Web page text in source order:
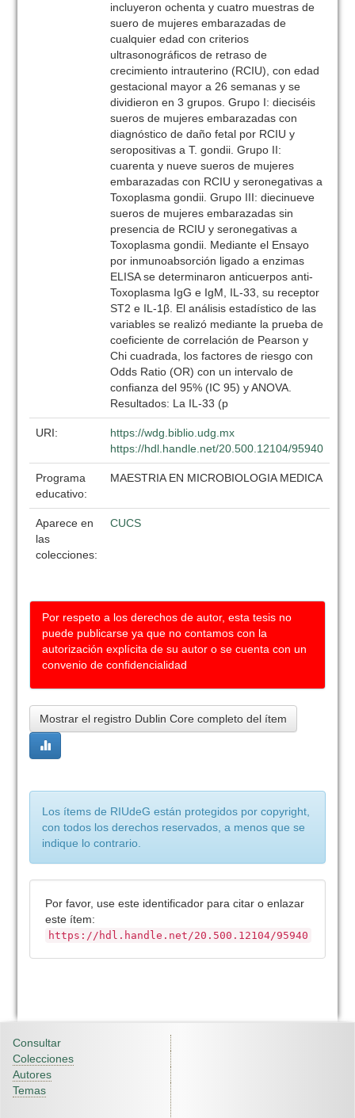
incluyeron ochenta y cuatro muestras de
suero de mujeres embarazadas de
cualquier edad con criterios
ultrasonográficos de retraso de
crecimiento intrauterino (RCIU), con edad
gestacional mayor a 26 semanas y se
dividieron en 3 grupos. Grupo I: dieciséis
sueros de mujeres embarazadas con
diagnóstico de daño fetal por RCIU y
seropositivas a T. gondii. Grupo II:
cuarenta y nueve sueros de mujeres
embarazadas con RCIU y seronegativas a
Toxoplasma gondii. Grupo III: diecinueve
sueros de mujeres embarazadas sin
presencia de RCIU y seronegativas a
Toxoplasma gondii. Mediante el Ensayo
por inmunoabsorción ligado a enzimas
ELISA se determinaron anticuerpos anti-
Toxoplasma IgG e IgM, IL-33, su receptor
ST2 e IL-1β. El análisis estadístico de las
variables se realizó mediante la prueba de
coeficiente de correlación de Pearson y
Chi cuadrada, los factores de riesgo con
Odds Ratio (OR) con un intervalo de
confianza del 95% (IC 95) y ANOVA.
Resultados: La IL-33 (p
URI:
https://wdg.biblio.udg.mx
https://hdl.handle.net/20.500.12104/95940
Programa
educativo:
MAESTRIA EN MICROBIOLOGIA MEDICA
Aparece en
las
colecciones:
CUCS
Por respeto a los derechos de autor, esta tesis no
puede publicarse ya que no contamos con la
autorización explícita de su autor o se cuenta con un
convenio de confidencialidad
Mostrar el registro Dublin Core completo del ítem
Los ítems de RIUdeG están protegidos por copyright,
con todos los derechos reservados, a menos que se
indique lo contrario.
Por favor, use este identificador para citar o enlazar
este ítem:
https://hdl.handle.net/20.500.12104/95940
Consultar
Colecciones
Autores
Temas